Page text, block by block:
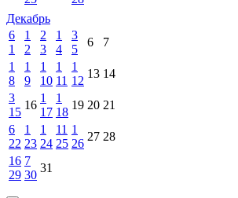
Декабрь
6
1
1
2
2
3
1
4
3
5
6
7
1
8
1
9
1
10
1
11
1
12
13 14
3
15
16
1
17
1
18
19 20 21
6
22
1
23
1
24
11
25
1
26
27 28
16
29
7
30
31